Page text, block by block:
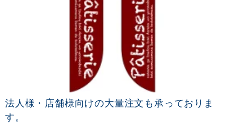
法人様・店舗様向けの大量注文も承っておりま
す。